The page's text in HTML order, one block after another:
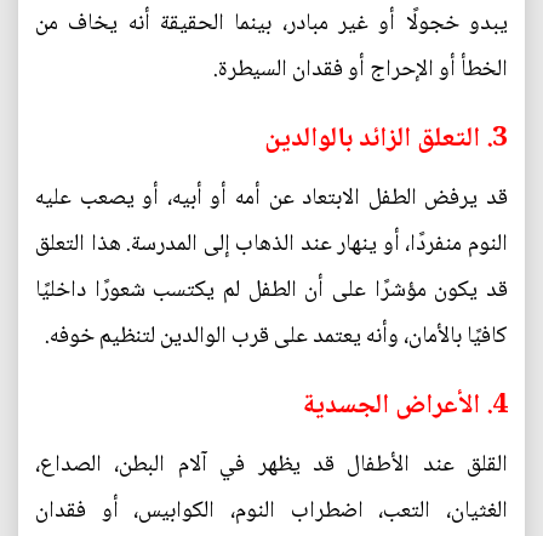
يبدو خجولًا أو غير مبادر، بينما الحقيقة أنه يخاف من
الخطأ أو الإحراج أو فقدان السيطرة.
3. التعلق الزائد بالوالدين
قد يرفض الطفل الابتعاد عن أمه أو أبيه، أو يصعب عليه
النوم منفردًا، أو ينهار عند الذهاب إلى المدرسة. هذا التعلق
قد يكون مؤشرًا على أن الطفل لم يكتسب شعورًا داخليًا
كافيًا بالأمان، وأنه يعتمد على قرب الوالدين لتنظيم خوفه.
4. الأعراض الجسدية
القلق عند الأطفال قد يظهر في آلام البطن، الصداع،
الغثيان، التعب، اضطراب النوم، الكوابيس، أو فقدان